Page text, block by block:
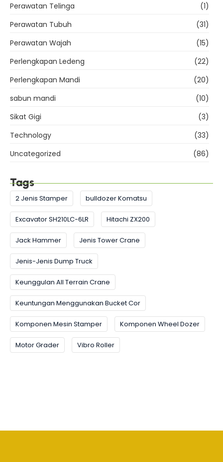
Perawatan Telinga
(1)
Perawatan Tubuh
(31)
Perawatan Wajah
(15)
Perlengkapan Ledeng
(22)
Perlengkapan Mandi
(20)
sabun mandi
(10)
Sikat Gigi
(3)
Technology
(33)
Uncategorized
(86)
Tags
2 Jenis Stamper bulldozer Komatsu
Excavator SH210LC-6LR Hitachi ZX200
Jack Hammer Jenis Tower Crane
Jenis-Jenis Dump Truck
Keunggulan All Terrain Crane
Keuntungan Menggunakan Bucket Cor
Komponen Mesin Stamper Komponen Wheel Dozer
Motor Grader Vibro Roller